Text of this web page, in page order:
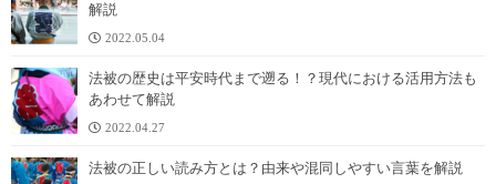
解説
2022.05.04
法被の歴史は平安時代まで遡る！？現代における活用方法も
あわせて解説
2022.04.27
法被の正しい読み方とは？由来や混同しやすい言葉を解説